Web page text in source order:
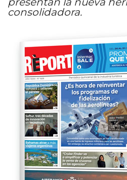
consolidadora.